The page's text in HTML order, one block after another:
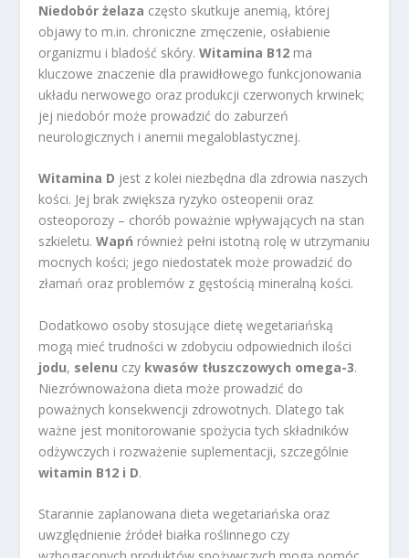
Niedobór żelaza często skutkuje anemią, której
objawy to m.in. chroniczne zmęczenie, osłabienie
organizmu i bladość skóry.Witamina B12 ma
kluczowe znaczenie dla prawidłowego funkcjonowania
układu nerwowego oraz produkcji czerwonych krwinek;
jej niedobór może prowadzić do zaburzeń
neurologicznych i anemii megaloblastycznej.
Witamina D jest z kolei niezbędna dla zdrowia naszych
kości. Jej brak zwiększa ryzyko osteopenii oraz
osteoporozy – chorób poważnie wpływających na stan
szkieletu.Wapń również pełni istotną rolę w utrzymaniu
mocnych kości; jego niedostatek może prowadzić do
złamań oraz problemów z gęstością mineralną kości.
Dodatkowo osoby stosujące dietę wegetariańską
mogą mieć trudności w zdobyciu odpowiednich ilości
jodu, selenu czy kwasów tłuszczowych omega-3.
Niezrównoważona dieta może prowadzić do
poważnych konsekwencji zdrowotnych. Dlatego tak
ważne jest monitorowanie spożycia tych składników
odżywczych i rozważenie suplementacji, szczególnie
witamin B12 i D.
Starannie zaplanowana dieta wegetariańska oraz
uwzględnienie źródeł białka roślinnego czy